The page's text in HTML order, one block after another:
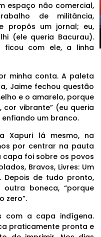
espaço não comercial,
de militância,
propôs um jornal; eu,
(ele queria Bacurau).
ficou com ele, a linha
minha conta. A paleta
Jaime fechou questão
e o amarelo, porque
vibrante” (eu queria
um branco.
Xapuri lá mesmo, na
por centrar na pauta
capa foi sobre os povos
Bravos, Livres: Um
Depois de tudo pronto,
boneca, “porque
zero”.
com a capa indígena.
praticamente pronta e